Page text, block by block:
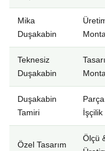
Mika
Duşakabin
Teknesiz
Duşakabin
Duşakabin
Tamiri
İşçilik
Özel Tasarım
Ölçü